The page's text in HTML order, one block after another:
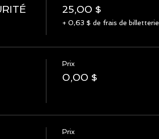
25,00 $
+ 0,63 $ de frais de billetterie
Prix
0,00 $
Prix